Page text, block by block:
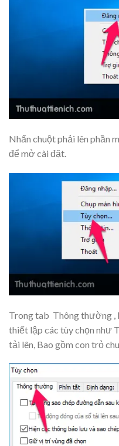
Nhấn chuột phải lên phần
để mở cài đặt.
Trong tab Thông thường
thiết lập các tùy chọn như
tải lên, Bao gồm con trỏ